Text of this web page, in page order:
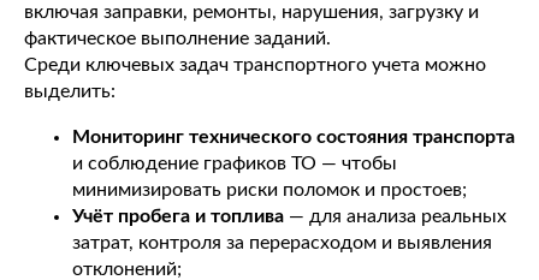
включая заправки, ремонты, нарушения, загрузку и
фактическое выполнение заданий.
Среди ключевых задач транспортного учета можно
выделить:
Мониторинг технического состояния транспорта
и соблюдение графиков ТО — чтобы
минимизировать риски поломок и простоев;
Учёт пробега и топлива — для анализа реальных
затрат, контроля за перерасходом и выявления
отклонений;